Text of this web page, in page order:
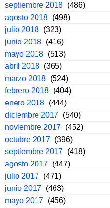
septiembre 2018 (486)
agosto 2018 (498)
julio 2018 (323)
junio 2018 (416)
mayo 2018 (513)
abril 2018 (365)
marzo 2018 (524)
febrero 2018 (404)
enero 2018 (444)
diciembre 2017 (540)
noviembre 2017 (452)
octubre 2017 (396)
septiembre 2017 (418)
agosto 2017 (447)
julio 2017 (471)
junio 2017 (463)
mayo 2017 (456)